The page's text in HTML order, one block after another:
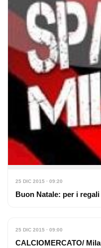
25 DIC 2015 · 09:20
Buon Natale: per i
25 DIC 2015 · 09:00
CALCIOMERCATO/